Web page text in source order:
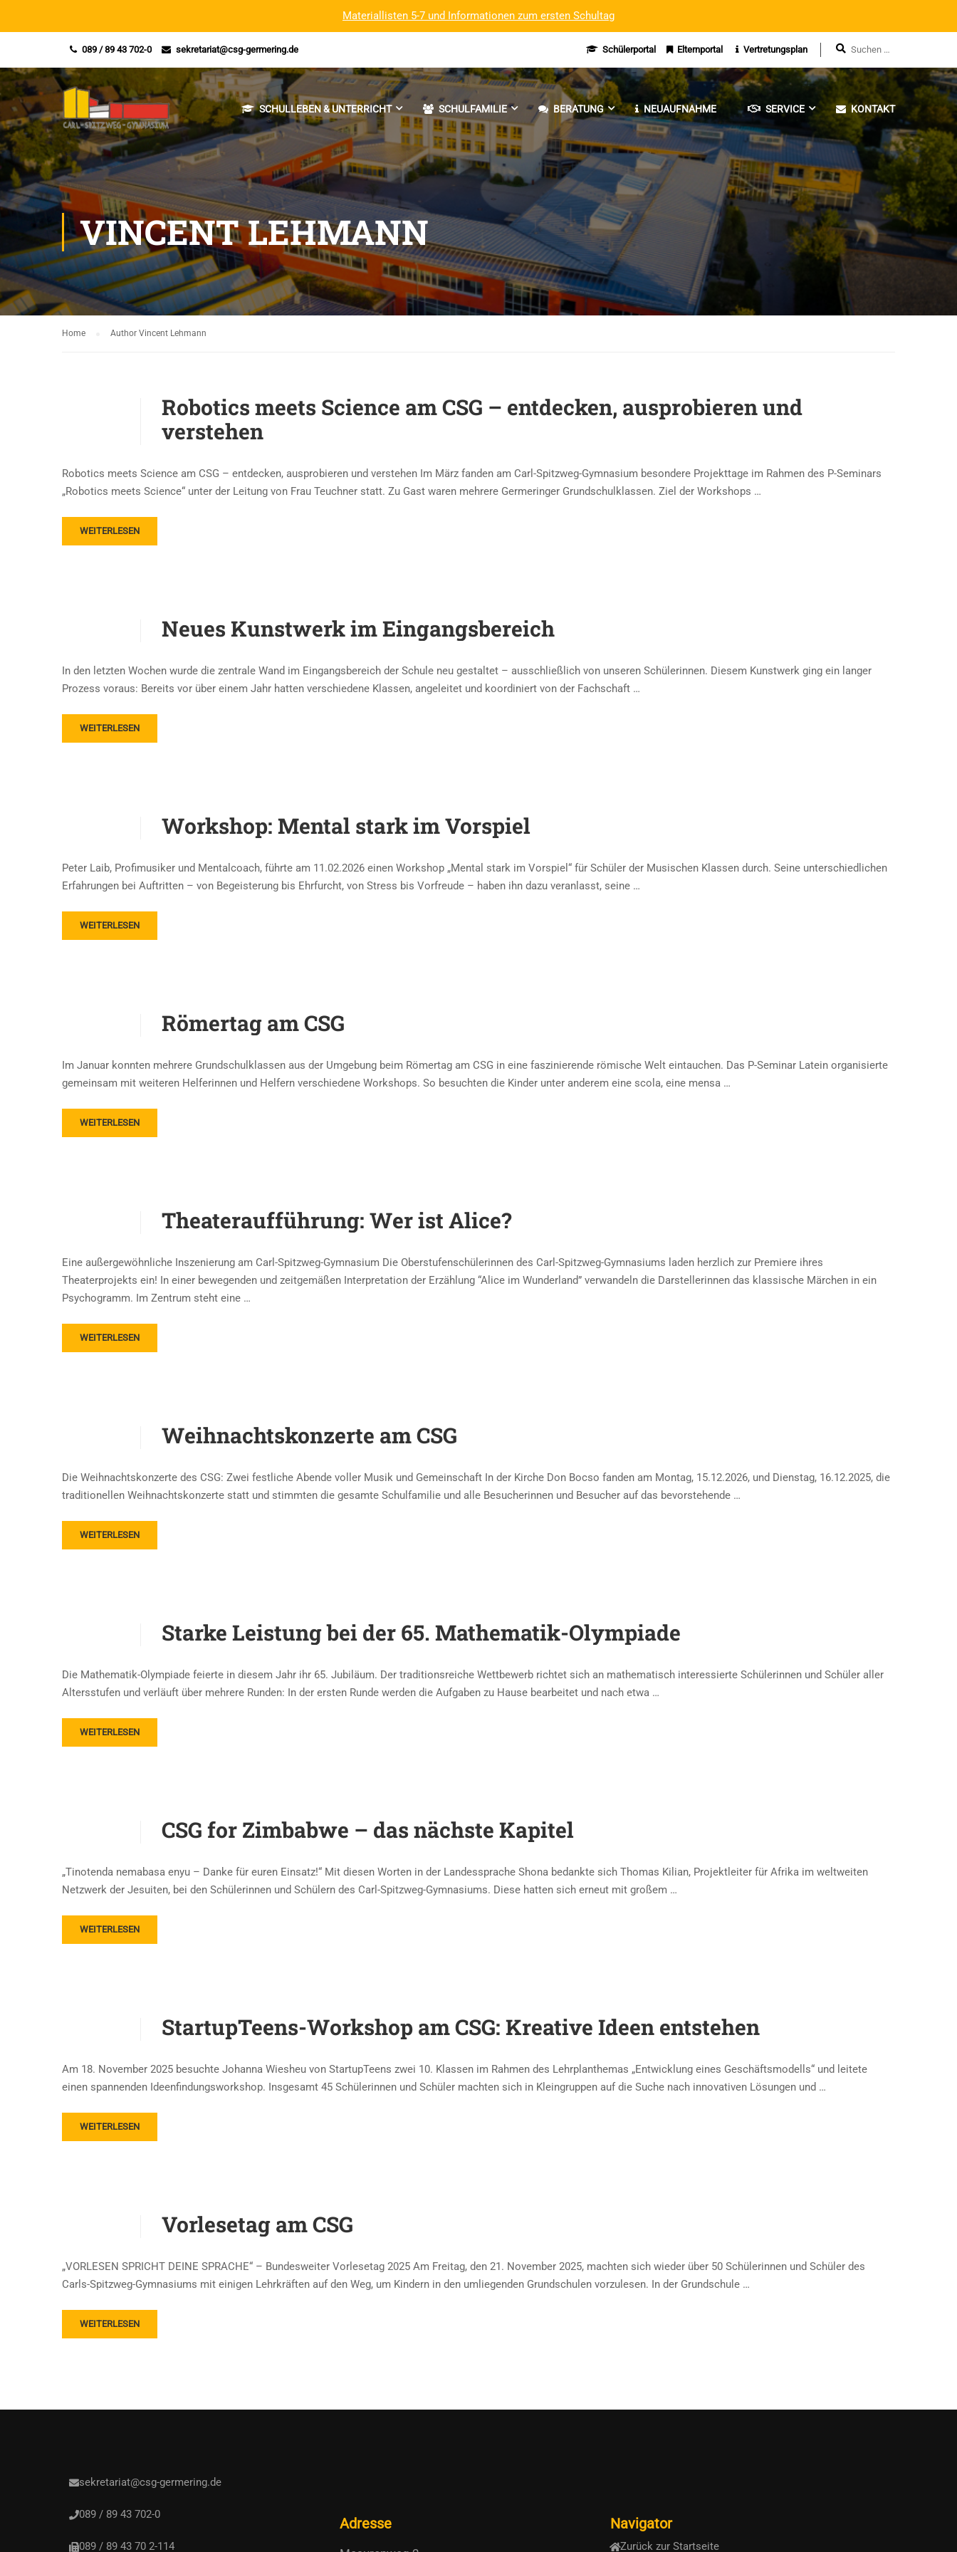
Materiallisten 5-7 und Informationen zum ersten Schultag
089 / 89 43 702-0 sekretariat@csg-germering.de Schülerportal Elternportal Vertretungsplan
SCHULLEBEN & UNTERRICHT SCHULFAMILIE BERATUNG NEUAUFNAHME SERVICE KONTAKT
VINCENT LEHMANN
Home Author Vincent Lehmann
Robotics meets Science am CSG – entdecken, ausprobieren und
verstehen
Robotics meets Science am CSG – entdecken, ausprobieren und verstehen Im März fanden am Carl-Spitzweg-Gymnasium besondere Projekttage im Rahmen des P-Seminars
„Robotics meets Science“ unter der Leitung von Frau Teuchner statt. Zu Gast waren mehrere Germeringer Grundschulklassen. Ziel der Workshops …
WEITERLESEN
Neues Kunstwerk im Eingangsbereich
In den letzten Wochen wurde die zentrale Wand im Eingangsbereich der Schule neu gestaltet – ausschließlich von unseren Schülerinnen. Diesem Kunstwerk ging ein langer
Prozess voraus: Bereits vor über einem Jahr hatten verschiedene Klassen, angeleitet und koordiniert von der Fachschaft …
WEITERLESEN
Workshop: Mental stark im Vorspiel
Peter Laib, Profimusiker und Mentalcoach, führte am 11.02.2026 einen Workshop „Mental stark im Vorspiel“ für Schüler der Musischen Klassen durch. Seine unterschiedlichen
Erfahrungen bei Auftritten – von Begeisterung bis Ehrfurcht, von Stress bis Vorfreude – haben ihn dazu veranlasst, seine …
WEITERLESEN
Römertag am CSG
Im Januar konnten mehrere Grundschulklassen aus der Umgebung beim Römertag am CSG in eine faszinierende römische Welt eintauchen. Das P-Seminar Latein organisierte
gemeinsam mit weiteren Helferinnen und Helfern verschiedene Workshops. So besuchten die Kinder unter anderem eine scola, eine mensa …
WEITERLESEN
Theateraufführung: Wer ist Alice?
Eine außergewöhnliche Inszenierung am Carl-Spitzweg-Gymnasium Die Oberstufenschülerinnen des Carl-Spitzweg-Gymnasiums laden herzlich zur Premiere ihres
Theaterprojekts ein! In einer bewegenden und zeitgemäßen Interpretation der Erzählung “Alice im Wunderland” verwandeln die Darstellerinnen das klassische Märchen in ein
Psychogramm. Im Zentrum steht eine …
WEITERLESEN
Weihnachtskonzerte am CSG
Die Weihnachtskonzerte des CSG: Zwei festliche Abende voller Musik und Gemeinschaft In der Kirche Don Bocso fanden am Montag, 15.12.2026, und Dienstag, 16.12.2025, die
traditionellen Weihnachtskonzerte statt und stimmten die gesamte Schulfamilie und alle Besucherinnen und Besucher auf das bevorstehende …
WEITERLESEN
Starke Leistung bei der 65. Mathematik-Olympiade
Die Mathematik-Olympiade feierte in diesem Jahr ihr 65. Jubiläum. Der traditionsreiche Wettbewerb richtet sich an mathematisch interessierte Schülerinnen und Schüler aller
Altersstufen und verläuft über mehrere Runden: In der ersten Runde werden die Aufgaben zu Hause bearbeitet und nach etwa …
WEITERLESEN
CSG for Zimbabwe – das nächste Kapitel
„Tinotenda nemabasa enyu – Danke für euren Einsatz!“ Mit diesen Worten in der Landessprache Shona bedankte sich Thomas Kilian, Projektleiter für Afrika im weltweiten
Netzwerk der Jesuiten, bei den Schülerinnen und Schülern des Carl-Spitzweg-Gymnasiums. Diese hatten sich erneut mit großem …
WEITERLESEN
StartupTeens-Workshop am CSG: Kreative Ideen entstehen
Am 18. November 2025 besuchte Johanna Wiesheu von StartupTeens zwei 10. Klassen im Rahmen des Lehrplanthemas „Entwicklung eines Geschäftsmodells“ und leitete
einen spannenden Ideenfindungsworkshop. Insgesamt 45 Schülerinnen und Schüler machten sich in Kleingruppen auf die Suche nach innovativen Lösungen und …
WEITERLESEN
Vorlesetag am CSG
„VORLESEN SPRICHT DEINE SPRACHE“ – Bundesweiter Vorlesetag 2025 Am Freitag, den 21. November 2025, machten sich wieder über 50 Schülerinnen und Schüler des
Carls-Spitzweg-Gymnasiums mit einigen Lehrkräften auf den Weg, um Kindern in den umliegenden Grundschulen vorzulesen. In der Grundschule …
WEITERLESEN
sekretariat@csg-germering.de
089 / 89 43 702-0
089 / 89 43 70 2-114
Adresse Navigator
Zurück zur Startseite